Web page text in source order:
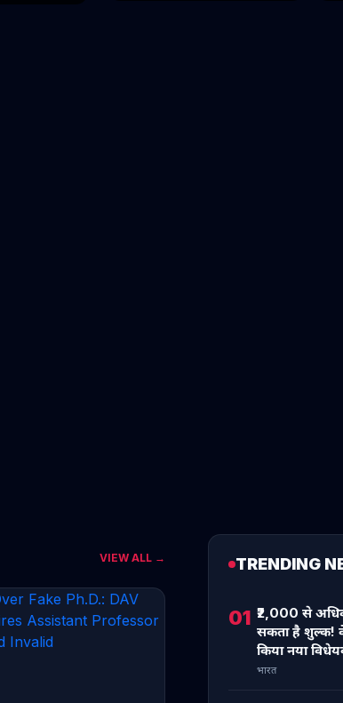
VIEW ALL → TRENDING
01 ₹2,000 से
सकता है शुल्क!
किया नया
भारत